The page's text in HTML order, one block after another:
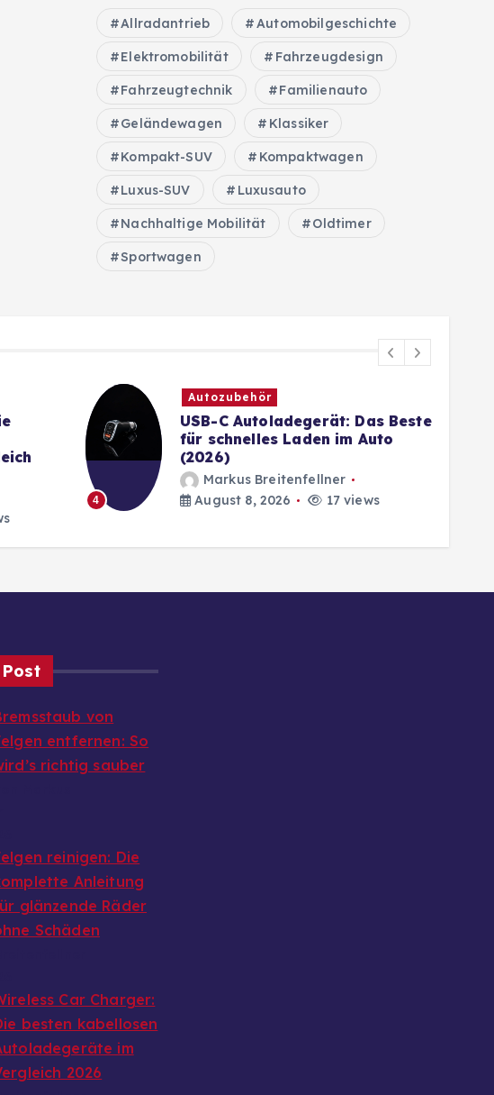
Allradantrieb Automobilgeschichte
Elektromobilität Fahrzeugdesign
Fahrzeugtechnik Familienauto
Geländewagen Klassiker
Kompakt-SUV Kompaktwagen
Luxus-SUV Luxusauto
Nachhaltige Mobilität Oldtimer
Sportwagen
4
Autozubehör
USB-C Autoladegerät: Das Beste
für schnelles Laden im Auto
(2026)
Markus Breitenfellner
August 8, 2026
17 views
von
entfernen: So
richtig sauber
reinigen: Die
Anleitung
glänzende Räder
Schäden
Car Charger:
besten kabellosen
im
2026